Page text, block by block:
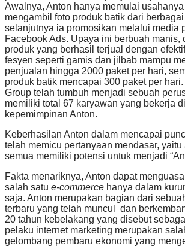
Awalnya, Anton hanya memulai
mengambil foto produk batik dari
selanjutnya ia promosikan melalui media
Facebook Ads. Upaya ini berbuah manis,
produk yang berhasil terjual dengan
fesyen seperti gamis dan jilbab mampu
penjualan hingga 2000 paket per hari,
produk batik mencapai 300 paket per
Group telah tumbuh menjadi sebuah
memiliki total 67 karyawan yang bekerja
kepemimpinan Anton.
Keberhasilan Anton dalam mencapai
telah memicu pertanyaan mendasar, yaitu
semua memiliki potensi untuk menjadi
Fakta menariknya, Anton dapat
salah satu e-commerce hanya dalam
saja. Anton merupakan bagian dari
terbaru yang telah muncul dan
20 tahun kebelakang yang disebut
pelaku internet marketing merupakan
gelombang pembaru ekonomi yang